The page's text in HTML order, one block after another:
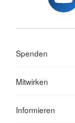
Spenden
Mitwirken
Informieren